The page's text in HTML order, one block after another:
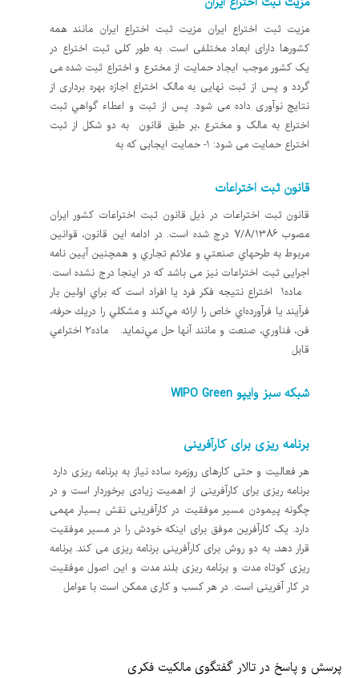
مزیت ثبت اختراع ایران مزیت ثبت اختراع ایران مانند همه
کشورها دارای ابعاد مختلفی است. به طور کلی ثبت اختراع در
یک کشور موجب ایجاد حمایت از مخترع و اختراع ثبت شده می
گردد و پس از ثبت نهایی به مالک اختراع اجازه بهره برداری از
نتایج نوآوری داده می شود. پس از ثبت و اعطاء گواهي ثبت
اختراع به مالک و مخترع ،بر طبق قانون به دو شکل از ثبت
اختراع حمایت می شود: ۱- حمایت ایجابی که به
قانون ثبت اختراعات
قانون ثبت اختراعات در ذیل قانون ثبت اختراعات کشور ایران
مصوب 7/8/1386 درج شده است. در ادامه این قانون، قوانین
مربوط به طرحهاي صنعتي و علائم تجاري و همچنین آیین نامه
اجرایی ثبت اختراعات نیز می باشد که در اینجا درج نشده است.
ماده1 اختراع نتيجه فكر فرد يا افراد است كه براي اولين بار
فرآيند يا فرآورده‌اي خاص را ارائه مي‌كند و مشكلي را دريك حرفه‌،
فن‌، فناوري‌، صنعت و مانند آنها حل مي‌نمايد. ماده2 اختراعي
قابل
شبکه سبز وایپو WIPO Green
برنامه ریزی برای کارآفرینی
هر فعالیت و حتی کارهای روزمره ساده نیاز به برنامه ریزی دارد
برنامه ریزی برای کارآفرینی از اهمیت زیادی برخوردار است و در
چگونه پیمودن مسیر موفقیت در کارآفرینی نقش بسیار مهمی
دارد. یک کارآفرین موفق برای اینکه خودش را در مسیر موفقیت
قرار دهد، به دو روش برای کارآفرینی برنامه ریزی می کند. برنامه
ریزی کوتاه مدت و برنامه ریزی بلند مدت و این اصول موفقیت
در کار آفرینی است. در هر کسب و کاری ممکن است با عوامل
پرسش و پاسخ در تالار گفتگوی مالکیت فکری